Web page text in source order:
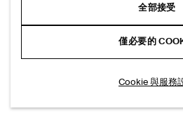
全部接受
僅必要的
Cookie 與服務